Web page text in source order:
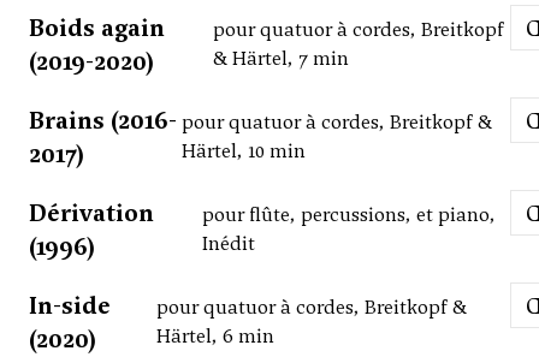
Boids again
(2019-2020)
pour quatuor à cordes, Breitkopf
& Härtel, 7 min
Brains (2016-
2017)
pour quatuor à cordes, Breitkopf &
Härtel, 10 min
Dérivation
(1996)
pour flûte, percussions, et piano,
Inédit
In-side
(2020)
pour quatuor à cordes, Breitkopf &
Härtel, 6 min